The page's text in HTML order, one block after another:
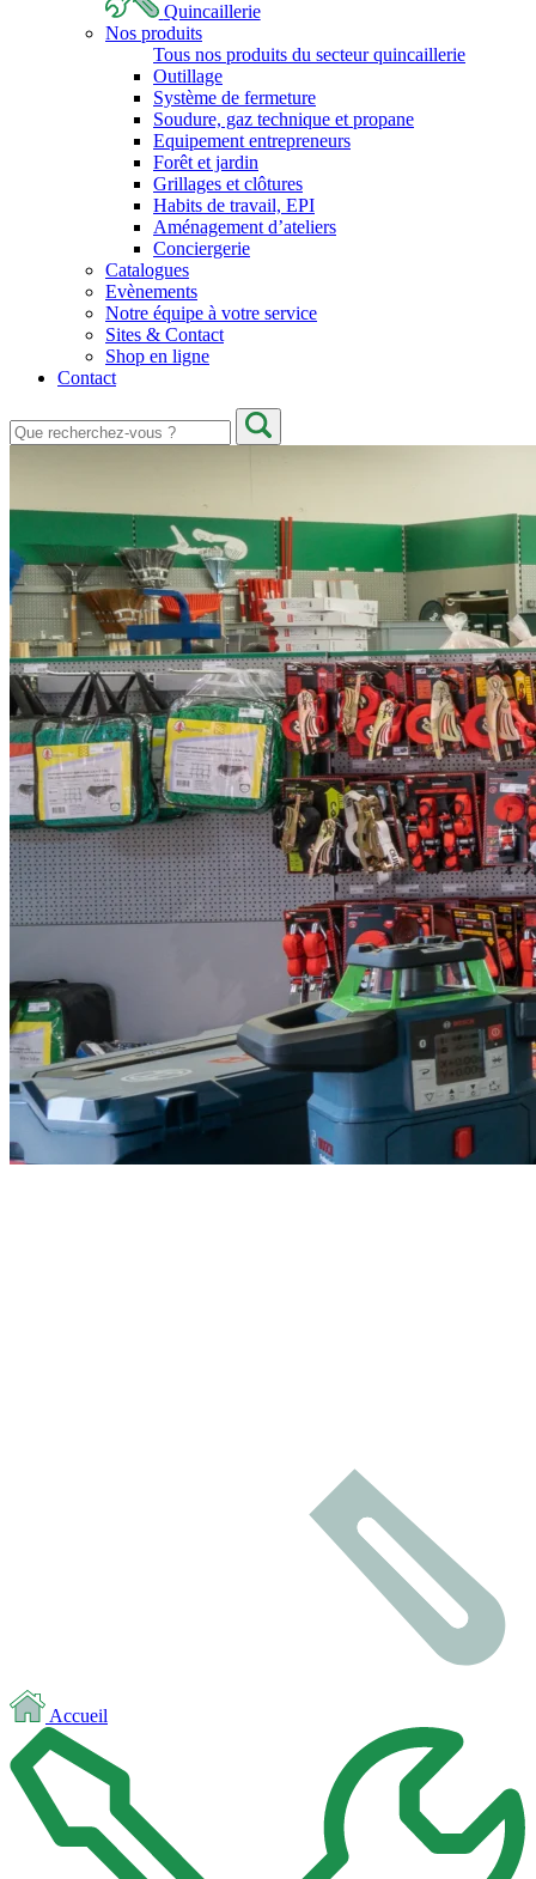
Quincaillerie
Nos produits
Tous nos produits du secteur quincaillerie
Outillage
Système de fermeture
Soudure, gaz technique et propane
Equipement entrepreneurs
Forêt et jardin
Grillages et clôtures
Habits de travail, EPI
Aménagement d’ateliers
Conciergerie
Catalogues
Evènements
Notre équipe à votre service
Sites & Contact
Shop en ligne
Contact
Accueil